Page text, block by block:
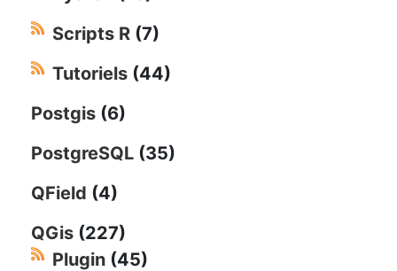
Scripts R (7)
Tutoriels (44)
Postgis (6)
PostgreSQL (35)
QField (4)
QGis (227)
Plugin (45)